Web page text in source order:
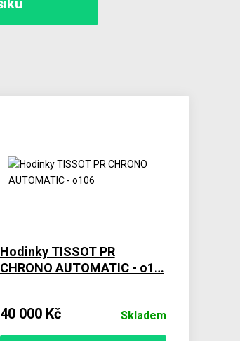
Hodinky TISSOT PR
CHRONO AUTOMATIC - o1…
40 000 Kč Skladem